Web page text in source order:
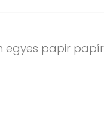
egyes papir